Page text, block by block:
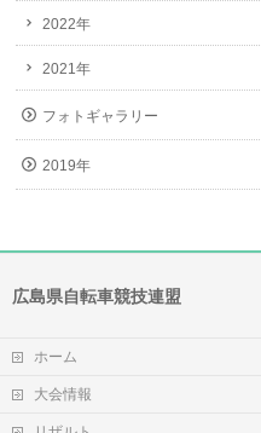
2022年
2021年
フォトギャラリー
2019年
広島県自転車競技連盟
ホーム
大会情報